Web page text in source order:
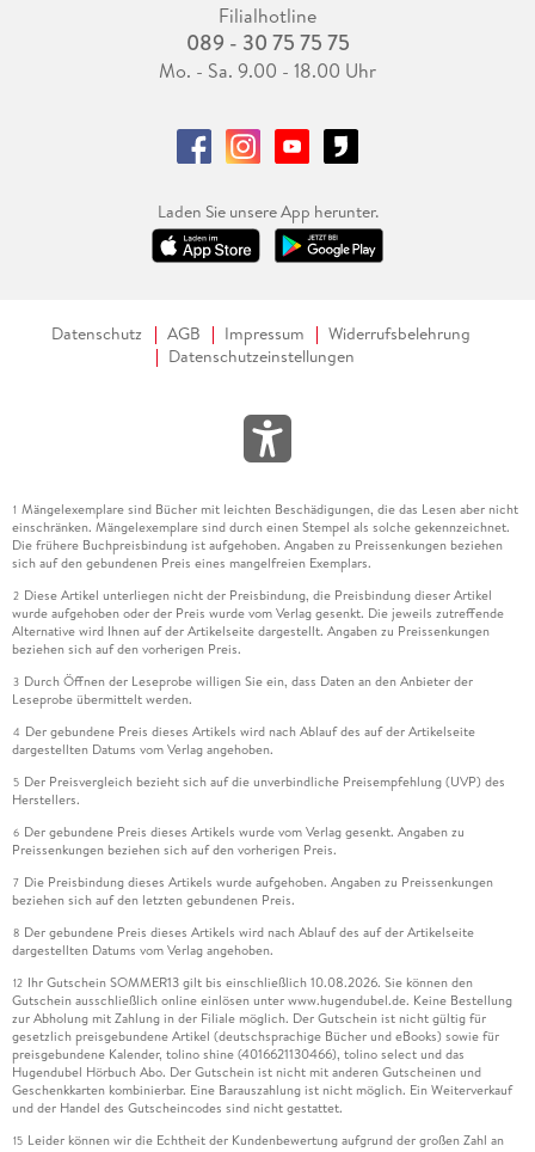
Filialhotline
089 - 30 75 75 75
Mo. - Sa. 9.00 - 18.00 Uhr
Laden Sie unsere App herunter.
Datenschutz AGB Impressum
Widerrufsbelehrung
Datenschutzeinstellungen
1 Mängelexemplare sind Bücher mit leichten Beschädigungen, die das Lesen aber nicht
einschränken. Mängelexemplare sind durch einen Stempel als solche gekennzeichnet.
Die frühere Buchpreisbindung ist aufgehoben. Angaben zu Preissenkungen beziehen
sich auf den gebundenen Preis eines mangelfreien Exemplars.
2 Diese Artikel unterliegen nicht der Preisbindung, die Preisbindung dieser Artikel
wurde aufgehoben oder der Preis wurde vom Verlag gesenkt. Die jeweils zutreffende
Alternative wird Ihnen auf der Artikelseite dargestellt. Angaben zu Preissenkungen
beziehen sich auf den vorherigen Preis.
3 Durch Öffnen der Leseprobe willigen Sie ein, dass Daten an den Anbieter der
Leseprobe übermittelt werden.
4 Der gebundene Preis dieses Artikels wird nach Ablauf des auf der Artikelseite
dargestellten Datums vom Verlag angehoben.
5 Der Preisvergleich bezieht sich auf die unverbindliche Preisempfehlung (UVP) des
Herstellers.
6 Der gebundene Preis dieses Artikels wurde vom Verlag gesenkt. Angaben zu
Preissenkungen beziehen sich auf den vorherigen Preis.
7 Die Preisbindung dieses Artikels wurde aufgehoben. Angaben zu Preissenkungen
beziehen sich auf den letzten gebundenen Preis.
8 Der gebundene Preis dieses Artikels wird nach Ablauf des auf der Artikelseite
dargestellten Datums vom Verlag angehoben.
12 Ihr Gutschein SOMMER13 gilt bis einschließlich 10.08.2026. Sie können den
Gutschein ausschließlich online einlösen unter www.hugendubel.de. Keine Bestellung
zur Abholung mit Zahlung in der Filiale möglich. Der Gutschein ist nicht gültig für
gesetzlich preisgebundene Artikel (deutschsprachige Bücher und eBooks) sowie für
preisgebundene Kalender, tolino shine (4016621130466), tolino select und das
Hugendubel Hörbuch Abo. Der Gutschein ist nicht mit anderen Gutscheinen und
Geschenkkarten kombinierbar. Eine Barauszahlung ist nicht möglich. Ein Weiterverkauf
und der Handel des Gutscheincodes sind nicht gestattet.
15 Leider können wir die Echtheit der Kundenbewertung aufgrund der großen Zahl an